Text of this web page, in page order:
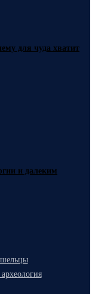
для чуда хватит
и далеким